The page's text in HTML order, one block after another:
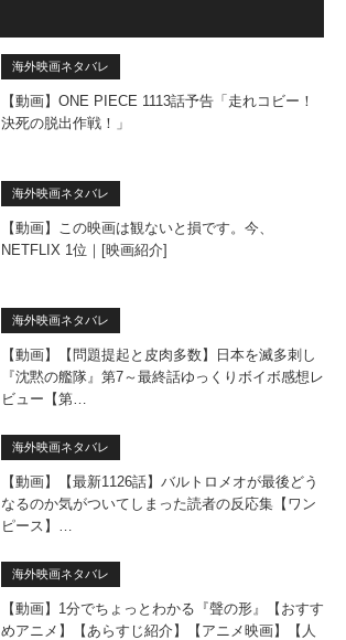
海外映画ネタバレ
【動画】ONE PIECE 1113話予告「走れコビー！
決死の脱出作戦！」
海外映画ネタバレ
【動画】この映画は観ないと損です。今、
NETFLIX 1位｜[映画紹介]
海外映画ネタバレ
【動画】【問題提起と皮肉多数】日本を滅多刺し
『沈黙の艦隊』第7～最終話ゆっくりボイボ感想レ
ビュー【第…
海外映画ネタバレ
【動画】【最新1126話】バルトロメオが最後どう
なるのか気がついてしまった読者の反応集【ワン
ピース】…
海外映画ネタバレ
【動画】1分でちょっとわかる『聲の形』【おすす
めアニメ】【あらすじ紹介】【アニメ映画】【人